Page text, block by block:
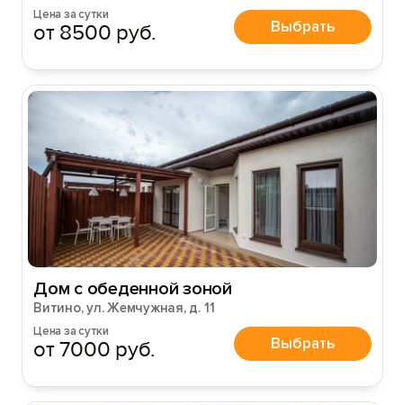
Цена за сутки
от 8500 руб. Выбрать
Дом с обеденной зоной
Витино, ул. Жемчужная, д. 11
Цена за сутки
от 7000 руб. Выбрать